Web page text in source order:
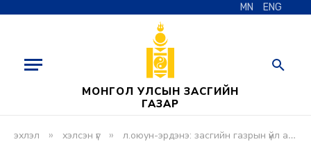
MN ENG
МОНГОЛ УЛСЫН ЗАСГИЙН
ГАЗАР
эхлэл » хэлсэн үг » л.оюун-эрдэнэ: засгийн газрын үйл ажиллагааны хөтөлбөр хөгжлийн тулгамдсан асуудлуудыг хурдтай шийдвэрлэх, олон жил улс төржин гацсан төслүүдийг хэрэгжүүлэхэд чиглэлээ